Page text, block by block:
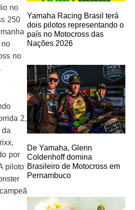
no
250
no
2,
da
por
piloto
Yamaha Racing Brasil terá
dois pilotos representando o
país no Motocross das
Nações 2026
De Yamaha, Glenn
Coldenhoff domina
Brasileiro de Motocross em
Pernambuco